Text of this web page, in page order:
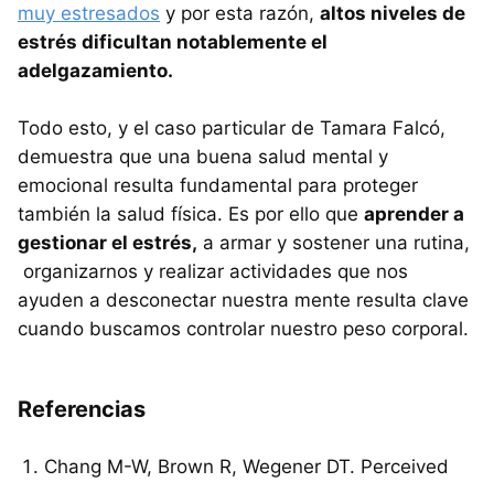
muy estresados y por esta razón, altos niveles de
estrés dificultan notablemente el
adelgazamiento.
Todo esto, y el caso particular de Tamara Falcó,
demuestra que una buena salud mental y
emocional resulta fundamental para proteger
también la salud física. Es por ello que aprender a
gestionar el estrés, a armar y sostener una rutina,
organizarnos y realizar actividades que nos
ayuden a desconectar nuestra mente resulta clave
cuando buscamos controlar nuestro peso corporal.
Referencias
Chang M-W, Brown R, Wegener DT. Perceived